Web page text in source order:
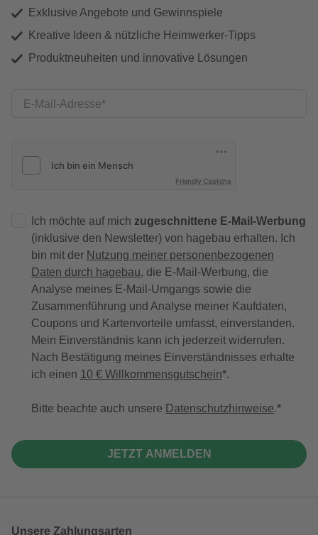
Exklusive Angebote und Gewinnspiele
Kreative Ideen & nützliche Heimwerker-Tipps
Produktneuheiten und innovative Lösungen
E-Mail-Adresse
Friendly Captcha
Ich möchte auf mich zugeschnittene E-Mail-Werbung
(inklusive den Newsletter) von hagebau erhalten. Ich
bin mit der Nutzung meiner personenbezogenen
Daten durch hagebau, die E-Mail-Werbung, die
Analyse meines E-Mail-Umgangs sowie die
Zusammenführung und Analyse meiner Kaufdaten,
Coupons und Kartenvorteile umfasst, einverstanden.
Mein Einverständnis kann ich jederzeit widerrufen.
Nach Bestätigung meines Einverständnisses erhalte
ich einen 10 € Willkommensgutschein*.
Bitte beachte auch unsere Datenschutzhinweise.
JETZT ANMELDEN
Unsere Zahlungsarten